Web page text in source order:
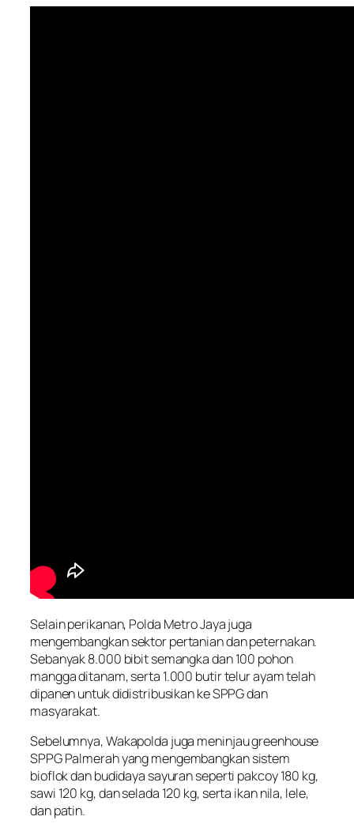
Selain perikanan, Polda Metro Jaya juga
mengembangkan sektor pertanian dan peternakan.
Sebanyak 8.000 bibit semangka dan 100 pohon
mangga ditanam, serta 1.000 butir telur ayam telah
dipanen untuk didistribusikan ke SPPG dan
masyarakat.
Sebelumnya, Wakapolda juga meninjau greenhouse
SPPG Palmerah yang mengembangkan sistem
bioflok dan budidaya sayuran seperti pakcoy 180 kg,
sawi 120 kg, dan selada 120 kg, serta ikan nila, lele,
dan patin.